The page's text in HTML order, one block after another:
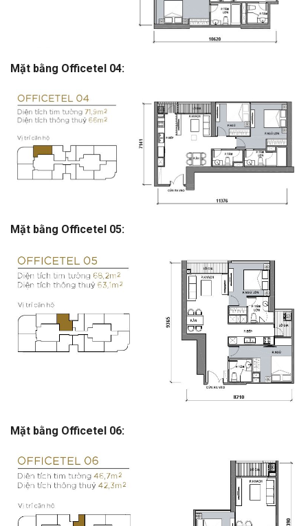
Mặt bằng Officetel 04:
Mặt bằng Officetel 05:
Mặt bằng Officetel 06: